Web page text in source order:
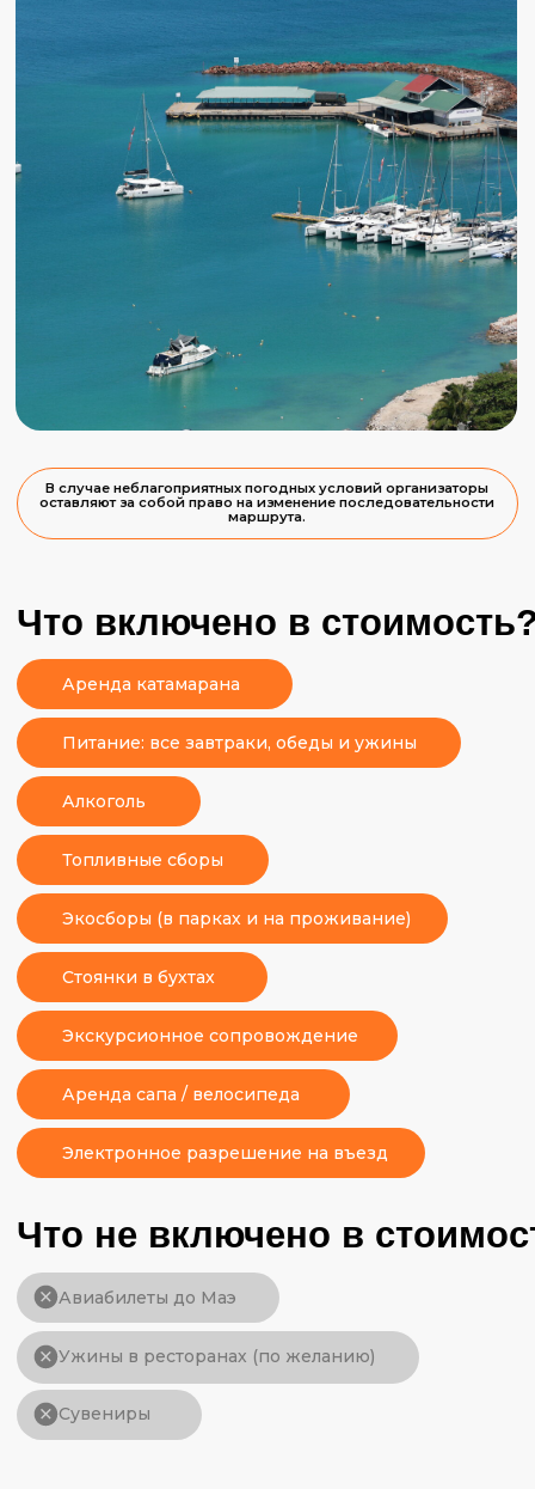
Забронировать
Как забронировать место в трипе:
Или напиши нам в Телеграмеи внеси предоплату
до тура будет необходимо внести еще 850€ (для
летних дат) / 800€ (для зимних дат) . Оставшаяся
часть стоимости - 500 €, вносится наличными в день
начала путешествия.
Выбирай лучший вариант, мы свяжемся с тобой,
ответим на все вопросы и уже совсем скоро
помчимся навстречу приключениям.
Наши менеджеры отвечают каждый день с
10:00 до 22:00.
Осталось 1 место!
Связаться с
менеджером
15-22 августа
1 450€
Связаться с
менеджером
5-12 декабря
1 800 €
Еще
большео
трипе